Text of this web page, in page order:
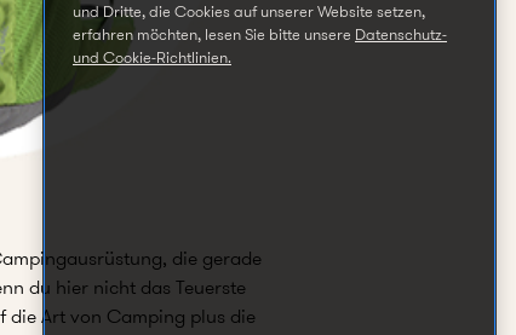
die gerade
du hier nicht das Teuerste
die Art von Camping plus die
und Dritte, die Cookies auf unserer Website setzen,
erfahren möchten, lesen Sie bitte unsere Datenschutz-
und Cookie-Richtlinien.